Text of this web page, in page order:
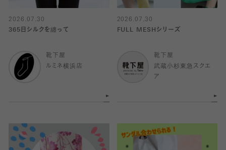
2026.07.30
365日シルクを纏って
靴下屋
ルミネ横浜店
2026.07.30
FULL MESHシリーズ
靴下屋
武蔵小杉東急スクエ
ア